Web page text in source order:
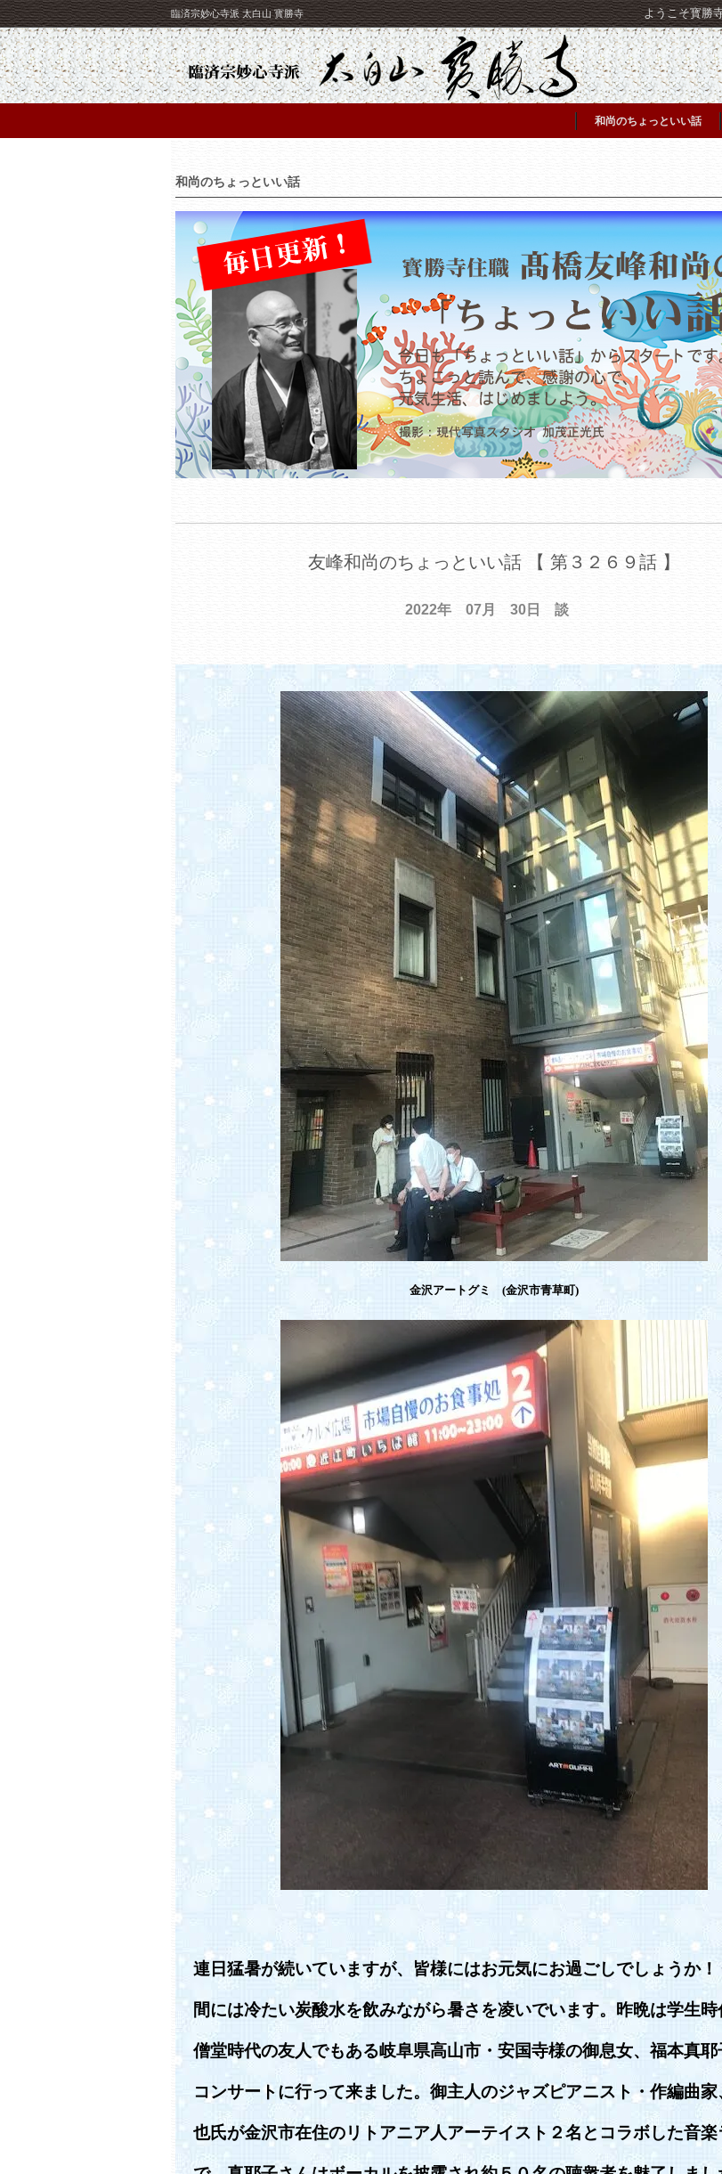
臨済宗妙心寺派 太白山 寳勝寺 ようこそ寳勝
和尚のちょっといい話
和尚のちょっといい話
友峰和尚のちょっといい話 【 第３２６９話 】
2022年 07月 30日 談
金沢アートグミ (金沢市青草町)
連日猛暑が続いていますが、皆様にはお元気にお過ごしでしょうか！
間には冷たい炭酸水を飲みながら暑さを凌いでいます。昨晩は学生時
僧堂時代の友人でもある岐阜県高山市・安国寺様の御息女、福本真
コンサートに行って来ました。御主人のジャズピアニスト・作編曲
也氏が金沢市在住のリトアニア人アーテイスト２名とコラボした音楽